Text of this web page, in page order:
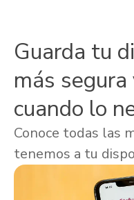
Guarda tu
más
cuando lo
Conoce todas las
tenemos a tu